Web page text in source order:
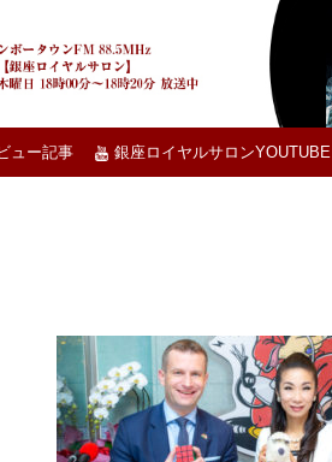
ュー記事 銀座ロイヤルサロンYOUTUBE